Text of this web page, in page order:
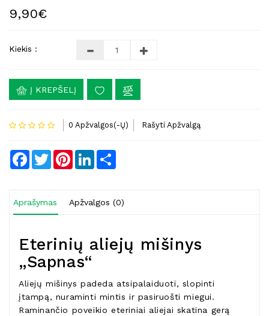
Indai
Dovanos
9,90€
Kiekis :
Į KREPŠELĮ
0 Apžvalgos(-Ų) Rašyti Apžvalgą
Facebook
TwitterPinterestLinkedIn
Aprašymas Apžvalgos (0)
Eterinių aliejų mišinys
„Sapnas“
Aliejų mišinys padeda atsipalaiduoti, slopinti
įtampą, nuraminti mintis ir pasiruošti miegui.
Raminančio poveikio eteriniai aliejai skatina gerą